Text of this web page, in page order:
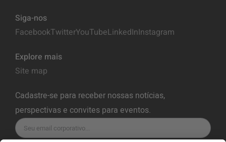
Siga-nos
FacebookTwitterYouTubeLinkedInInstagram
Explore mais
Site map
Cadastre-se para receber nossas notícias,
perspectivas e convites para eventos.